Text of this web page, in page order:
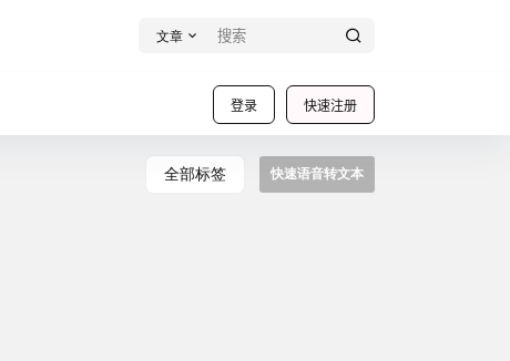
文章
登录 快速注册
全部标签 快速语音转文本